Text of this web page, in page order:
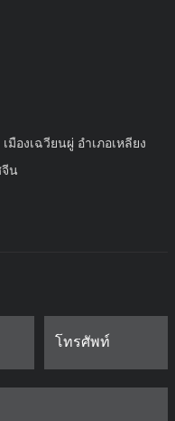
องเฉวียนผู่ อำเภอเหลียง
น